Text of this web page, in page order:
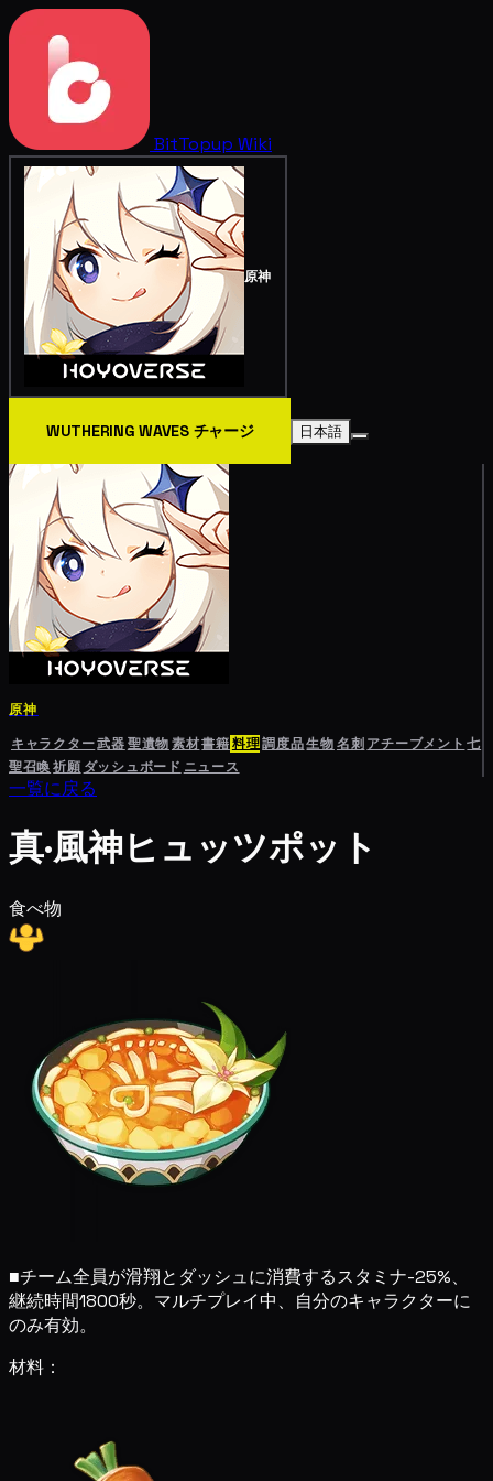
BitTopup Wiki
原神
WUTHERING WAVES チャージ 日本語
原神
キャラクター武器聖遺物素材書籍料理調度品生物名刺 アチーブメント 七
聖召喚祈願 ダッシュボード ニュース
一覧に戻る
真·風神ヒュッツポット
食べ物
■チーム全員が滑翔とダッシュに消費するスタミナ-25%、
継続時間1800秒。マルチプレイ中、自分のキャラクターに
のみ有効。
材料：